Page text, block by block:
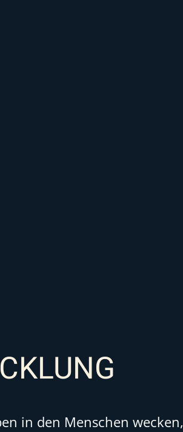
in den Menschen wecken,